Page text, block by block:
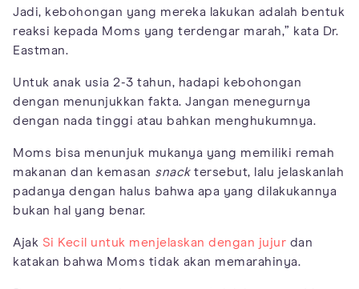
Jadi, kebohongan yang mereka lakukan adalah bentuk
reaksi kepada Moms yang terdengar marah,” kata Dr.
Eastman.
Untuk anak usia 2-3 tahun, hadapi kebohongan
dengan menunjukkan fakta. Jangan menegurnya
dengan nada tinggi atau bahkan menghukumnya.
Moms bisa menunjuk mukanya yang memiliki remah
makanan dan kemasan snacktersebut, lalu jelaskanlah
padanya dengan halus bahwa apa yang dilakukannya
bukan hal yang benar.
Ajak Si Kecil untuk menjelaskan dengan jujur dan
katakan bahwa Moms tidak akan memarahinya.